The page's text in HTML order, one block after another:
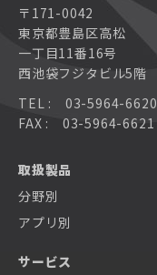
取扱製品
分野別
アプリ別
サービス
〒171-0042
東京都豊島区高松
一丁目11番16号
西池袋フジタビル5階
TEL : 03-5964-6620
FAX : 03-5964-6621